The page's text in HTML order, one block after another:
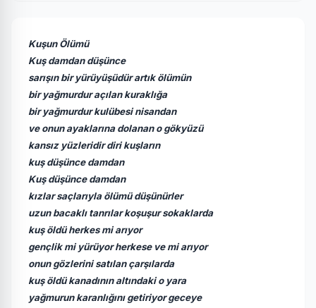
Kuşun Ölümü
Kuş damdan düşünce
sarışın bir yürüyüşüdür artık ölümün
bir yağmurdur açılan kuraklığa
bir yağmurdur kulübesi nisandan
ve onun ayaklarına dolanan o gökyüzü
kansız yüzleridir diri kuşların
kuş düşünce damdan
Kuş düşünce damdan
kızlar saçlarıyla ölümü düşünürler
uzun bacaklı tanrılar koşuşur sokaklarda
kuş öldü herkes mi arıyor
gençlik mi yürüyor herkese ve mi arıyor
onun gözlerini satılan çarşılarda
kuş öldü kanadının altındaki o yara
yağmurun karanlığını getiriyor geceye